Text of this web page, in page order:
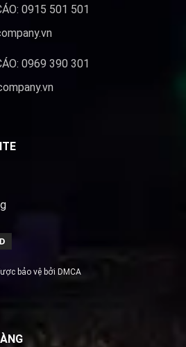
0915 501 501
0969 390 301
bảo vệ bởi DMCA